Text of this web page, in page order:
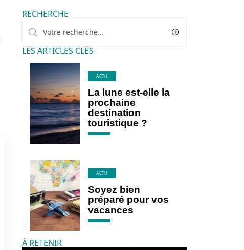
RECHERCHE
LES ARTICLES CLÉS
ACTU
La lune est-elle la
prochaine
destination
touristique ?
ACTU
Soyez bien
préparé pour vos
vacances
À RETENIR